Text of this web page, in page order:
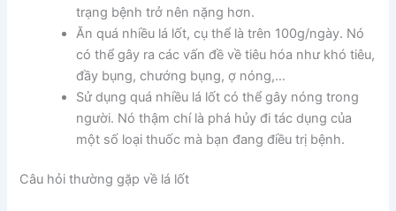
trạng bệnh trở nên nặng hơn.
Ăn quá nhiều lá lốt, cụ thể là trên 100g/ngày. Nó
có thể gây ra các vấn đề về tiêu hóa như khó tiêu,
đầy bụng, chướng bụng, ợ nóng,…
Sử dụng quá nhiều lá lốt có thể gây nóng trong
người. Nó thậm chí là phá hủy đi tác dụng của
một số loại thuốc mà bạn đang điều trị bệnh.
Câu hỏi thường gặp về lá lốt